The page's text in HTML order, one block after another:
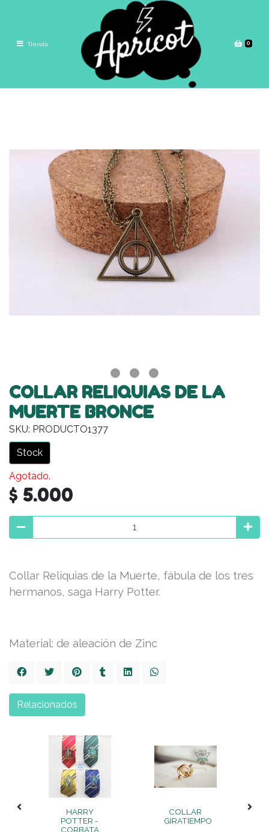
Tienda 0
COLLAR RELIQUIAS DE LA
MUERTE BRONCE
SKU: PRODUCTO1377
Stock
Agotado.
$ 5.000
Collar Reliquias de la Muerte, fábula de los tres
hermanos, saga Harry Potter.
Material: de aleación de Zinc
HARRY
POTTER -
CORBATA
COLLAR
GIRATIEMPO
Relacionados